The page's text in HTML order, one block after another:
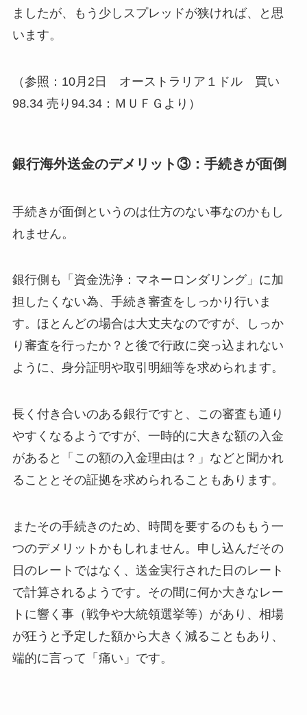
ましたが、もう少しスプレッドが狭ければ、と思
います。
（参照：10月2日 オーストラリア１ドル 買い
98.34 売り94.34：ＭＵＦＧより）
銀行海外送金のデメリット③：手続きが面倒
手続きが面倒というのは仕方のない事なのかもし
れません。
銀行側も「資金洗浄：マネーロンダリング」に加
担したくない為、手続き審査をしっかり行いま
す。ほとんどの場合は大丈夫なのですが、しっか
り審査を行ったか？と後で行政に突っ込まれない
ように、身分証明や取引明細等を求められます。
長く付き合いのある銀行ですと、この審査も通り
やすくなるようですが、一時的に大きな額の入金
があると「この額の入金理由は？」などと聞かれ
ることとその証拠を求められることもあります。
またその手続きのため、時間を要するのももう一
つのデメリットかもしれません。申し込んだその
日のレートではなく、送金実行された日のレート
で計算されるようです。その間に何か大きなレー
トに響く事（戦争や大統領選挙等）があり、相場
が狂うと予定した額から大きく減ることもあり、
端的に言って「痛い」です。